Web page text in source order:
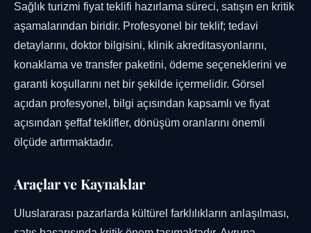
Sağlık turizmi fiyat teklifi hazırlama süreci, satışın en kritik
aşamalarından biridir. Profesyonel bir teklif; tedavi
detaylarını, doktor bilgisini, klinik akreditasyonlarını,
konaklama ve transfer paketini, ödeme seçeneklerini ve
garanti koşullarını net bir şekilde içermelidir. Görsel
açıdan profesyonel, bilgi açısından kapsamlı ve fiyat
açısından şeffaf teklifler, dönüşüm oranlarını önemli
ölçüde artırmaktadır.
Araçlar ve Kaynaklar
Uluslararası pazarlarda kültürel farklılıkların anlaşılması,